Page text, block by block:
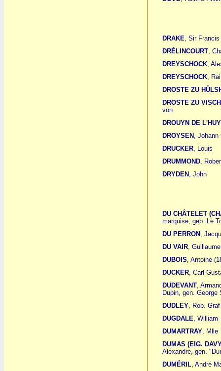
DRAKE, Sir Francis
DRÉLINCOURT,
DREYSCHOCK,
DREYSCHOCK,
DROSTE ZU
DROSTE ZU
von
DROUYN DE
DROYSEN , Johann
DRUCKER, Louis
DRUMMOND,
DRYDEN , John
DU CHÂTELET
marquise, geb. Le
DU PERRON ,
DU VAIR, Guillaume
DUBOIS, Antoine
DUCKER, Carl
DUDEVANT,
Dupin, gen. George
DUDLEY, Rob.
DUGDALE, William
DUMARTRAY, Mlle
DUMAS (EIG.
Alexandre, gen.
DUMÉRIL, André